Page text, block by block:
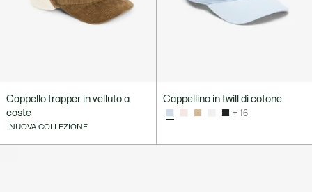
Cappello trapper in velluto a
coste
NUOVA COLLEZIONE
Cappellino in twill di cotone
+ 16